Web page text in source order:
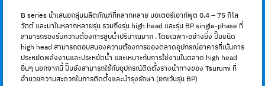
B series นำเสนอกลุ่มผลิตภัณฑ์ที่หลากหลาย มอเตอร์เอาท์พุต 0.4 – 75 กิโล
วัตต์ และมาในหลากหลายรุ่น รวมถึงรุ่น high head และรุ่น BP single-phase ที่
สามารถรองรับความต้องการสูบน้ำปริมาณมาก . โดยเฉพาะอย่างยิ่ง ปั๊มชนิด
high head สามารถตอบสนองความต้องการของตลาดอุปกรณ์อาคารที่เน้นการ
ประหยัดพลังงานและประหยัดน้ำ และเหมาะกับการใช้งานในตลาด high head
อื่นๆ นอกจากนี้ ปั๊มยังสามารถใช้กับอุปกรณ์ติดตั้งรางนำทางของ Tsurumi ที่
อำนวยความสะดวกในการติดตั้งและบำรุงรักษา (ยกเว้นรุ่น BP)